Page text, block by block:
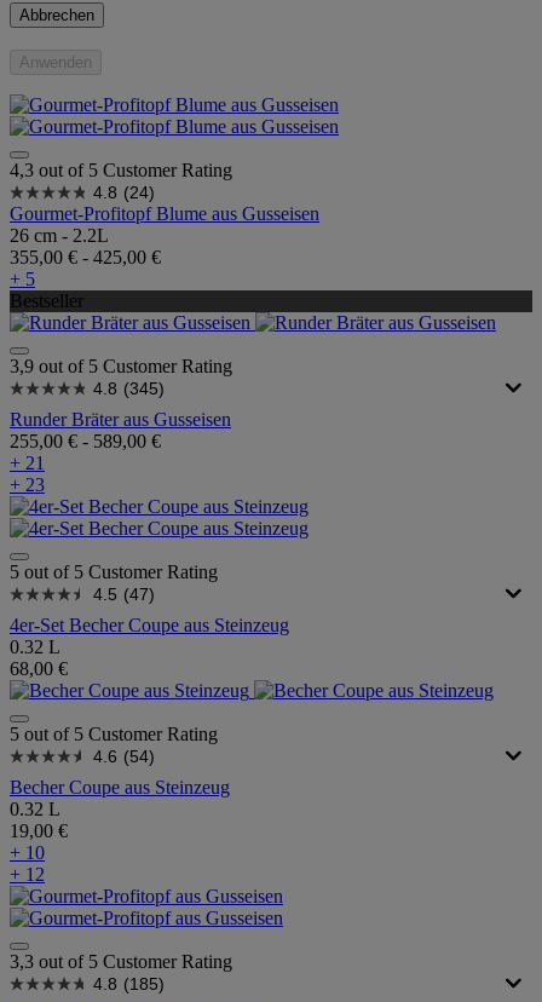
Abbrechen
Anwenden
4,3 out of 5 Customer Rating
4.8 (24)
Gourmet-Profitopf Blume aus Gusseisen
26 cm - 2.2L
355,00 € - 425,00 €
+ 5
Bestseller
3,9 out of 5 Customer Rating
4.8 (345)
Runder Bräter aus Gusseisen
255,00 € - 589,00 €
+ 21
+ 23
5 out of 5 Customer Rating
4.5 (47)
4er-Set Becher Coupe aus Steinzeug
0.32 L
68,00 €
5 out of 5 Customer Rating
4.6 (54)
Becher Coupe aus Steinzeug
0.32 L
19,00 €
+ 10
+ 12
3,3 out of 5 Customer Rating
4.8 (185)